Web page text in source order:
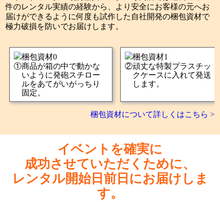
件のレンタル実績の経験から、より安全にお客様の元へお
届けができるように何度も試作した自社開発の梱包資材で
極力破損を防いでお届けします。
商品が箱の中で動かな
いように発砲スチロー
ルをあてがいがっちり
固定。
頑丈な特製プラスチッ
クケースに入れて発送
します。
梱包資材について詳しくはこちら >
イベントを確実に
成功させていただくために、
レンタル開始日前日にお届けしま
す。